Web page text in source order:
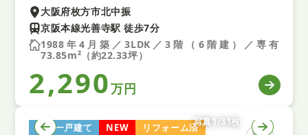
大阪府枚方市北中振
京阪本線光善寺駅 徒歩7分
1988年4月築／3LDK／3階（6階建）／専有
73.85m²（約22.33坪）
2,290万円
中古一戸建て NEW リフォーム済
写真1/31枚